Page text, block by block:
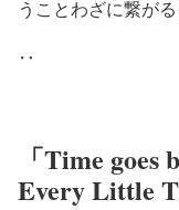
うことわざに繋がる
‥
「Time
Every Little